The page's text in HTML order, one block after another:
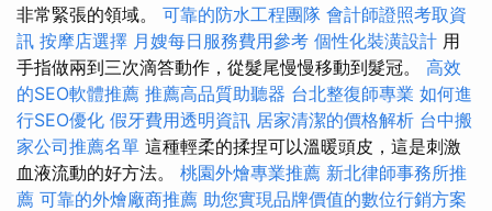
非常緊張的領域。 可靠的防水工程團隊 會計師證照考取資
訊 按摩店選擇 月嫂每日服務費用參考 個性化裝潢設計 用
手指做兩到三次滴答動作，從髮尾慢慢移動到髮冠。 高效
的SEO軟體推薦 推薦高品質助聽器 台北整復師專業 如何進
行SEO優化 假牙費用透明資訊 居家清潔的價格解析 台中搬
家公司推薦名單 這種輕柔的揉捏可以溫暖頭皮，這是刺激
血液流動的好方法。 桃園外燴專業推薦 新北律師事務所推
薦 可靠的外燴廠商推薦 助您實現品牌價值的數位行銷方案